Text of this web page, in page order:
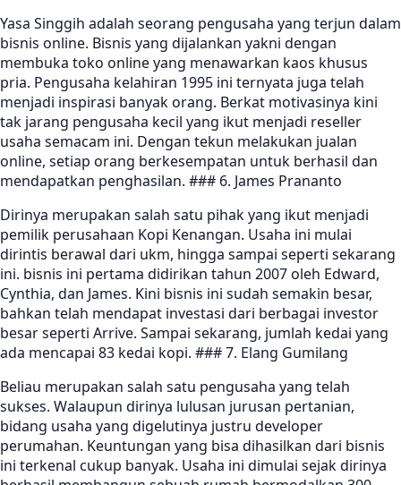
Yasa Singgih adalah seorang pengusaha yang terjun dalam
bisnis online. Bisnis yang dijalankan yakni dengan
membuka toko online yang menawarkan kaos khusus
pria. Pengusaha kelahiran 1995 ini ternyata juga telah
menjadi inspirasi banyak orang. Berkat motivasinya kini
tak jarang pengusaha kecil yang ikut menjadi reseller
usaha semacam ini. Dengan tekun melakukan jualan
online, setiap orang berkesempatan untuk berhasil dan
mendapatkan penghasilan. ### 6. James Prananto
Dirinya merupakan salah satu pihak yang ikut menjadi
pemilik perusahaan Kopi Kenangan. Usaha ini mulai
dirintis berawal dari ukm, hingga sampai seperti sekarang
ini. bisnis ini pertama didirikan tahun 2007 oleh Edward,
Cynthia, dan James. Kini bisnis ini sudah semakin besar,
bahkan telah mendapat investasi dari berbagai investor
besar seperti Arrive. Sampai sekarang, jumlah kedai yang
ada mencapai 83 kedai kopi. ### 7. Elang Gumilang
Beliau merupakan salah satu pengusaha yang telah
sukses. Walaupun dirinya lulusan jurusan pertanian,
bidang usaha yang digelutinya justru developer
perumahan. Keuntungan yang bisa dihasilkan dari bisnis
ini terkenal cukup banyak. Usaha ini dimulai sejak dirinya